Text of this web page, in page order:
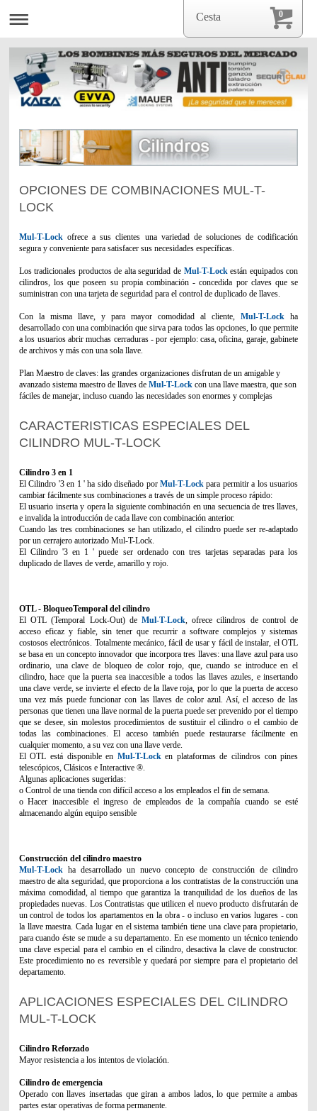
OPCIONES DE COMBINACIONES MUL-T-
LOCK
Mul-T-Lock ofrece a sus clientes una variedad de soluciones de codificación
segura y conveniente para satisfacer sus necesidades específicas.
Los tradicionales productos de alta seguridad de Mul-T-Lock están equipados con
cilindros, los que poseen su propia combinación - concedida por claves que se
suministran con una tarjeta de seguridad para el control de duplicado de llaves.
Con la misma llave, y para mayor comodidad al cliente, Mul-T-Lock
ha
desarrollado con una combinación que sirva para todos las opciones, lo que permite
a los usuarios abrir muchas cerraduras - por ejemplo: casa, oficina, garaje, gabinete
de archivos y más con una sola llave.
Plan Maestro de claves: las grandes organizaciones disfrutan de un amigable y
avanzado sistema maestro de llaves de Mul-T-Lock con una llave maestra, que son
fáciles de manejar, incluso cuando las necesidades son enormes y complejas
CARACTERISTICAS ESPECIALES DEL
CILINDRO MUL-T-LOCK
Cilindro 3 en 1
El Cilindro '3 en 1 ' ha sido diseñado por Mul-T-Lock para permitir a los usuarios
cambiar fácilmente sus combinaciones a través de un simple proceso rápido:
El usuario inserta y opera la siguiente combinación en una secuencia de tres llaves,
e invalida la introducción de cada llave con combinación anterior.
Cuando las tres combinaciones se han utilizado, el cilindro puede ser re-adaptado
por un cerrajero autorizado Mul-T-Lock.
El Cilindro '3 en 1 ' puede ser ordenado con tres tarjetas separadas para los
duplicado de llaves de verde, amarillo y rojo.
OTL - BloqueoTemporal del cilindro
El OTL (Temporal Lock-Out) de Mul-T-Lock , ofrece cilindros de control de
acceso eficaz y fiable, sin tener que recurrir a software complejos y sistemas
costosos electrónicos. Totalmente mecánico, fácil de usar y fácil de instalar, el OTL
se basa en un concepto innovador que incorpora tres llaves: una llave azul para uso
ordinario, una clave de bloqueo de color rojo, que, cuando se introduce en el
cilindro, hace que la puerta sea inaccesible a todos las llaves azules, e insertando
una clave verde, se invierte el efecto de la llave roja, por lo que la puerta de acceso
una vez más puede funcionar con las llaves de color azul. Así, el acceso de las
personas que tienen una llave normal de la puerta puede ser prevenido por el tiempo
que se desee, sin molestos procedimientos de sustituir el cilindro o el cambio de
todas las combinaciones. El acceso también puede restaurarse fácilmente en
cualquier momento, a su vez con una llave verde.
El OTL está disponible en Mul-T-Lock en plataformas de cilindros con pines
telescópicos, Clásicos e Interactive ®.
Algunas aplicaciones sugeridas:
o Control de una tienda con difícil acceso a los empleados el fin de semana.
o Hacer inaccesible el ingreso de empleados de la compañía cuando se esté
almacenando algún equipo sensible
Construcción del cilindro maestro
Mul-T-Lock ha desarrollado un nuevo concepto de construcción de cilindro
maestro de alta seguridad, que proporciona a los contratistas de la construcción una
máxima comodidad, al tiempo que garantiza la tranquilidad de los dueños de las
propiedades nuevas. Los Contratistas que utilicen el nuevo producto disfrutarán de
un control de todos los apartamentos en la obra - o incluso en varios lugares - con
la llave maestra. Cada lugar en el sistema también tiene una clave para propietario,
para cuando éste se mude a su departamento. En ese momento un técnico teniendo
una clave especial para el cambio en el cilindro, desactiva la clave de constructor.
Este procedimiento no es reversible y quedará por siempre para el propietario del
departamento.
APLICACIONES ESPECIALES DEL CILINDRO
MUL-T-LOCK
Cilindro Reforzado
Mayor resistencia a los intentos de violación.
Cilindro de emergencia
Operado con llaves insertadas que giran a ambos lados, lo que permite a ambas
partes estar operativas de forma permanente.
0
Cesta